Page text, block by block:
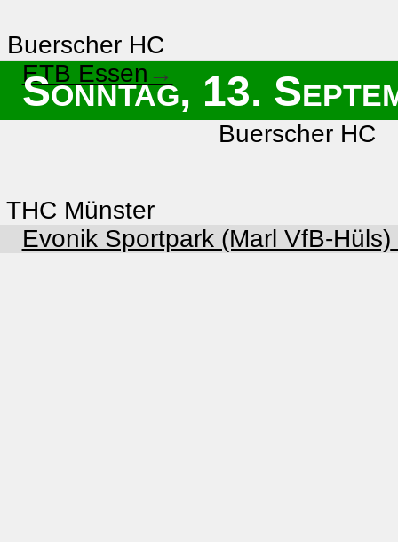
Buerscher HC
ETB Essen
Sonntag, 13.
Buerscher HC
THC Münster
Evonik Sportpark (Marl VfB-Hüls)